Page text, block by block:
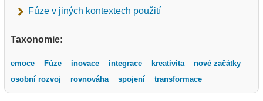
Fúze v jiných kontextech použití
Taxonomie:
emoce Fúze inovace integrace kreativita
nové začátky
osobní rozvoj
rovnováha spojení transformace